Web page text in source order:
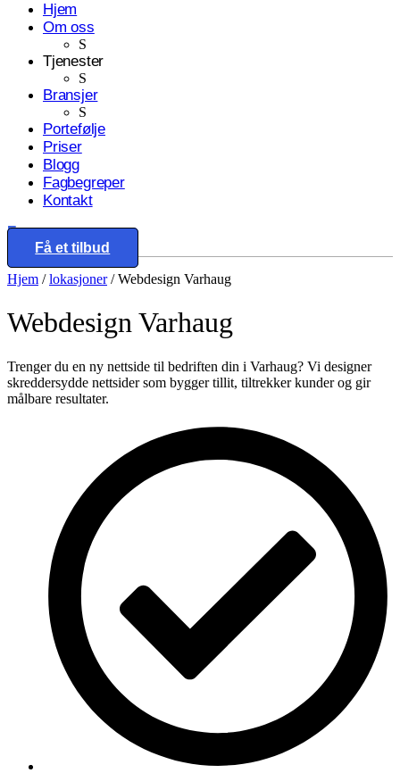
Hjem
Om oss
S
Tjenester
S
Bransjer
S
Portefølje
Priser
Blogg
Fagbegreper
Kontakt
Eng
Få et tilbud
Hjem /lokasjoner/Webdesign Varhaug
WebdesignVarhaug
Trenger du en ny nettside til bedriften din i Varhaug? Vi designer
skreddersydde nettsider som bygger tillit, tiltrekker kunder og gir
målbare resultater.